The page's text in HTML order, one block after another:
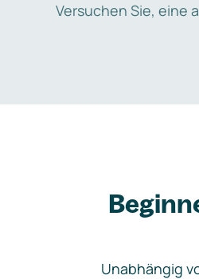
Versuchen Sie, eine
Unabhängig